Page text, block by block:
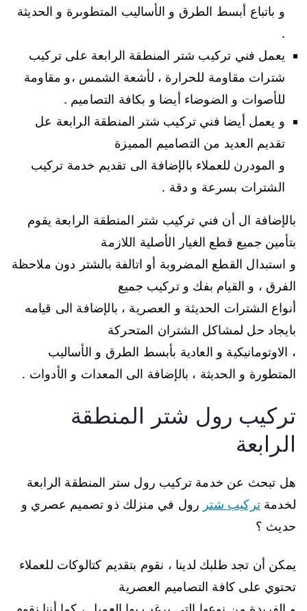
و باتباع أبسط الطرق و الأساليب المتطوىرة و الحديثة
.
يعمل فني تركيب شتر المنطقة الرابعة على تركيب
شترات مقاومة للحرارة ، لأشعة الشمس ،و مقاومة
للأصوات و الضوضاء أيضا و بكافة التصاميم .
و يعمل أيضا فني تركيب شتر المنطقة الرابعة عل
تقديم العديد من التصاميم المميزة
و المودرن للعملاء بالإضافة الى تقديم خدمة تركيب
الشترات بسرعة و دقة .
بالإضافة ال أن فني تركيب شتر المنطقة الرابعة يقوم
بتأمين جميع قطع الغيار الأصلية اللازمة
و استبدال القطع المضروبة أو اتالفة بالشتر دون ملاحظة
الفرق ، و القيام بفك و تركيب جميع
أنواع الشترات الحديثة و العصرية ، بالإضافة الى قيامه
بايجاد حل لمشاكل الشتران المتحركة
، الاوتومانيكية و العادية بأبسط الطرق و الأساليب
المتطورة و الحديثة ، بالإضافة الى المعدات و الأدوات .
تركيب رول شتر المنطقة
الرابعة
هل تبحث عن خدمة تركيب رول ستر المنطقة الرابعة
لخدمةتركيب شتر رول في منزلك ذو تصميم عصري و
حديث ؟
يمكن أن تجد طلبك لدينا ، نقوم بتقديم كتالوكات للعملاء
تحتوي على كافة التصاميم العصرية